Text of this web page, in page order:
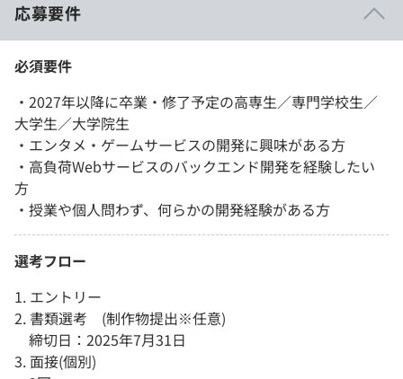
応募要件
必須要件
・2027年以降に卒業・修了予定の高専生／専門学校生／
大学生／大学院生
・エンタメ・ゲームサービスの開発に興味がある方
・高負荷Webサービスのバックエンド開発を経験したい
方
・授業や個人問わず、何らかの開発経験がある方
選考フロー
1. エントリー
2. 書類選考 (制作物提出※任意)
締切日：2025年7月31日
3. 面接(個別)